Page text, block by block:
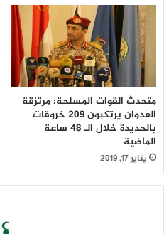
متحدث القوات المسلحة: مرتزقة
العدوان يرتكبون 209 خروقات
بالحديدة خلال الـ 48 ساعة
الماضية
يناير 17, 2019